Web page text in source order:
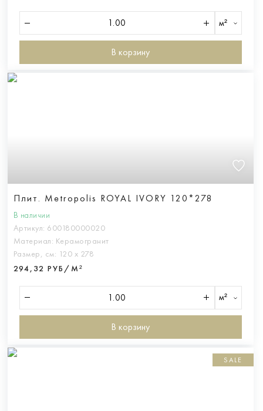
м²
В корзину
Плит. Metropolis ROYAL IVORY 120*278
В наличии
Артикул: 600180000020
Материал: Керамогранит
Размер, см: 120 х 278
294,32 РУБ/М²
м²
В корзину
SALE